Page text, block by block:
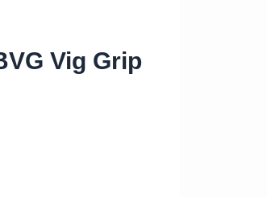
Vig Grip